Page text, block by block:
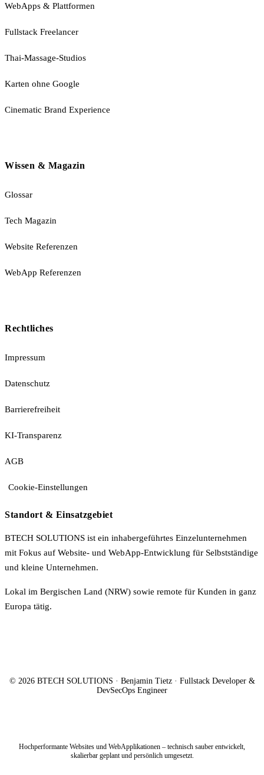
WebApps & Plattformen
Fullstack Freelancer
Thai-Massage-Studios
Karten ohne Google
Cinematic Brand Experience
Wissen & Magazin
Glossar
Tech Magazin
Website Referenzen
WebApp Referenzen
Rechtliches
Impressum
Datenschutz
Barrierefreiheit
KI-Transparenz
AGB
Cookie-Einstellungen
Standort & Einsatzgebiet
BTECH SOLUTIONS ist ein inhabergeführtes Einzelunternehmen
mit Fokus auf Website- und WebApp-Entwicklung für Selbstständige
und kleine Unternehmen.
Lokal im Bergischen Land (NRW) sowie remote für Kunden in ganz
Europa tätig.
© 2026 BTECH SOLUTIONS · Benjamin Tietz · Fullstack Developer &
DevSecOps Engineer
Hochperformante Websites und WebApplikationen – technisch sauber entwickelt,
skalierbar geplant und persönlich umgesetzt.